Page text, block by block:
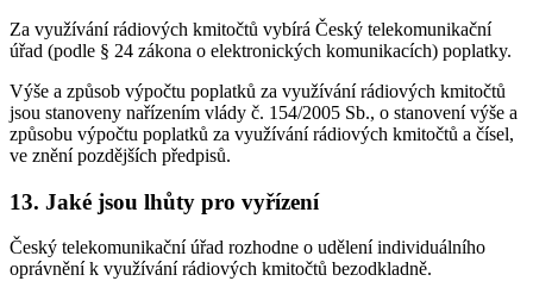
Za využívání rádiových kmitočtů vybírá Český telekomunikační
úřad (podle § 24 zákona o elektronických komunikacích) poplatky.
Výše a způsob výpočtu poplatků za využívání rádiových kmitočtů
jsou stanoveny nařízením vlády č. 154/2005 Sb., o stanovení výše a
způsobu výpočtu poplatků za využívání rádiových kmitočtů a čísel,
ve znění pozdějších předpisů.
13. Jaké jsou lhůty pro vyřízení
Český telekomunikační úřad rozhodne o udělení individuálního
oprávnění k využívání rádiových kmitočtů bezodkladně.